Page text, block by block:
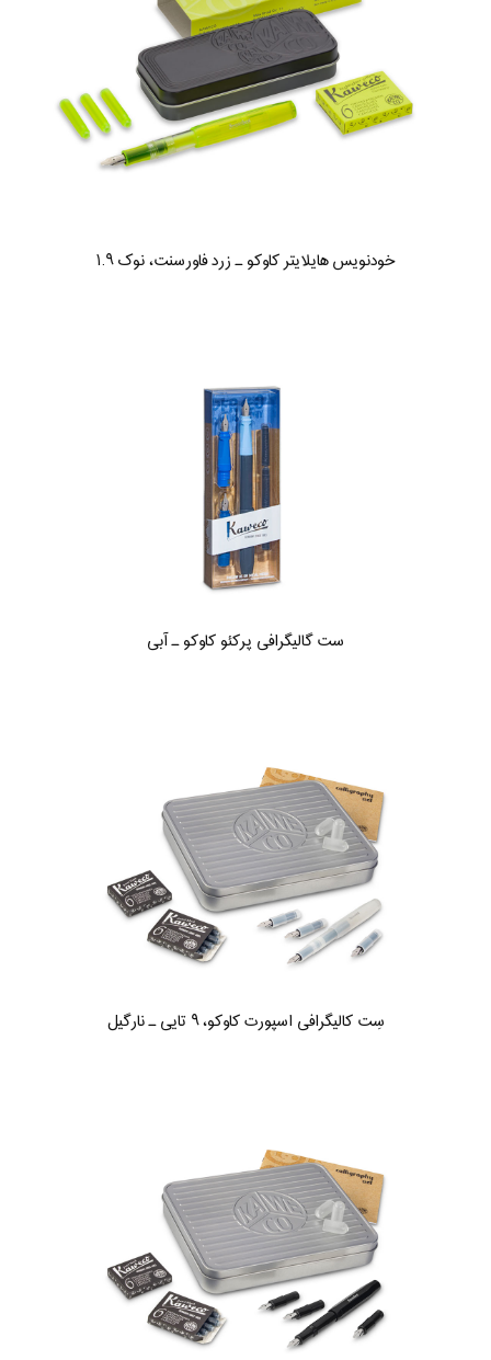
خودنویس هایلایتر کاوکو ـ زرد فاورسنت، نوک ۱.۹
ست گالیگرافی پرکئو کاوکو ـ آبی
سِت کالیگرافی اسپورت کاوکو، ۹ تایی ـ نارگیل